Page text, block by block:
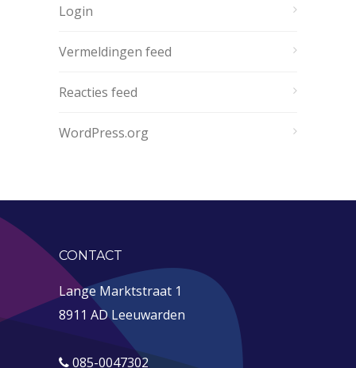
Login
Vermeldingen feed
Reacties feed
WordPress.org
CONTACT
Lange Marktstraat 1
8911 AD Leeuwarden
085-0047302